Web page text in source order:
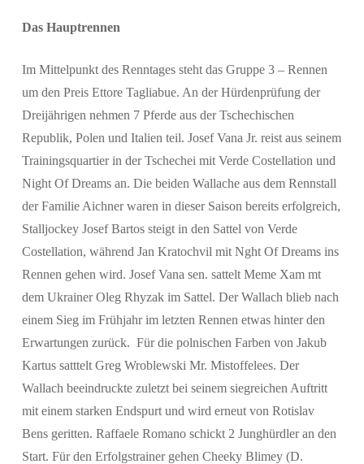
Das Hauptrennen
Im Mittelpunkt des Renntages steht das Gruppe 3 – Rennen
um den Preis Ettore Tagliabue. An der Hürdenprüfung der
Dreijährigen nehmen 7 Pferde aus der Tschechischen
Republik, Polen und Italien teil. Josef Vana Jr. reist aus seinem
Trainingsquartier in der Tschechei mit Verde Costellation und
Night Of Dreams an. Die beiden Wallache aus dem Rennstall
der Familie Aichner waren in dieser Saison bereits erfolgreich,
Stalljockey Josef Bartos steigt in den Sattel von Verde
Costellation, während Jan Kratochvil mit Nght Of Dreams ins
Rennen gehen wird. Josef Vana sen. sattelt Meme Xam mt
dem Ukrainer Oleg Rhyzak im Sattel. Der Wallach blieb nach
einem Sieg im Frühjahr im letzten Rennen etwas hinter den
Erwartungen zurück. Für die polnischen Farben von Jakub
Kartus satttelt Greg Wroblewski Mr. Mistoffelees. Der
Wallach beeindruckte zuletzt bei seinem siegreichen Auftritt
mit einem starken Endspurt und wird erneut von Rotislav
Bens geritten. Raffaele Romano schickt 2 Junghürdler an den
Start. Für den Erfolgstrainer gehen Cheeky Blimey (D.